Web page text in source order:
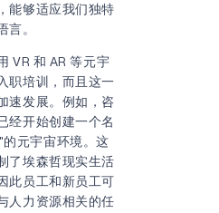
能够适应我们独特
言。
VR 和 AR 等元宇
职培训，而且这一
速发展。例如，咨
经开始创建一个名
元宇宙环境。这
了埃森哲现实生活
此员工和新员工可
人力资源相关的任